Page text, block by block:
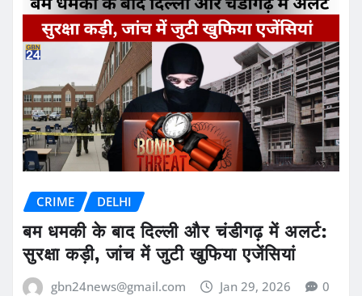
CRIME DELHI
बम धमकी के बाद दिल्ली और चंडीगढ़ में अलर्ट:
सुरक्षा कड़ी, जांच में जुटी खुफिया एजेंसियां
gbn24news@gmail.com Jan 29, 2026 0